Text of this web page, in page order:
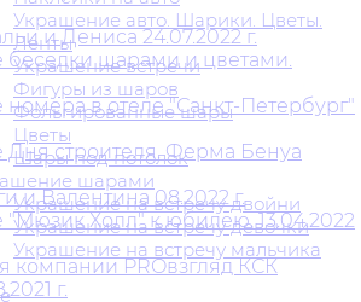
Украшение авто. Шарики. Цветы.
Ленты
Украшение встречи
Фигуры из шаров
Фольгированные шары
Цветы
Шары под потолок
шарами
Украшение на встречу двойни
Украшение на встречу девочки
Украшение на встречу мальчика
и Дениса 24.07.2022 г.
шарами и цветами.
в отеле "Санкт-Петербург"
строителя. Ферма Бенуа
и Валентина 08.2022 г.
Холл" к юбилею. 13.04.2022
компании PROвзгляд КСК
г.